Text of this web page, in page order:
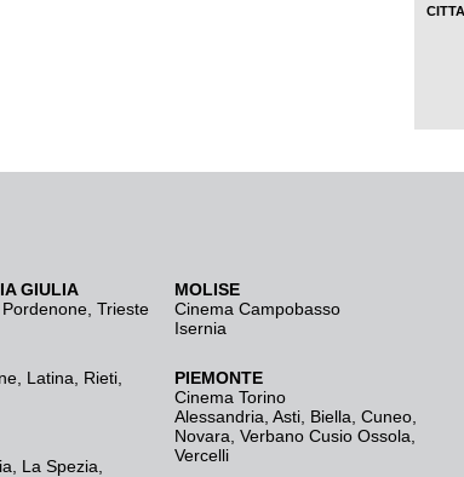
GIULIA
Pordenone Trieste
Latina Rieti
La Spezia
MOLISE
Cinema Campobasso
Isernia
PIEMONTE
Cinema Torino
Alessandria Asti Biella Cuneo
Novara Verbano Cusio Ossola
Vercelli